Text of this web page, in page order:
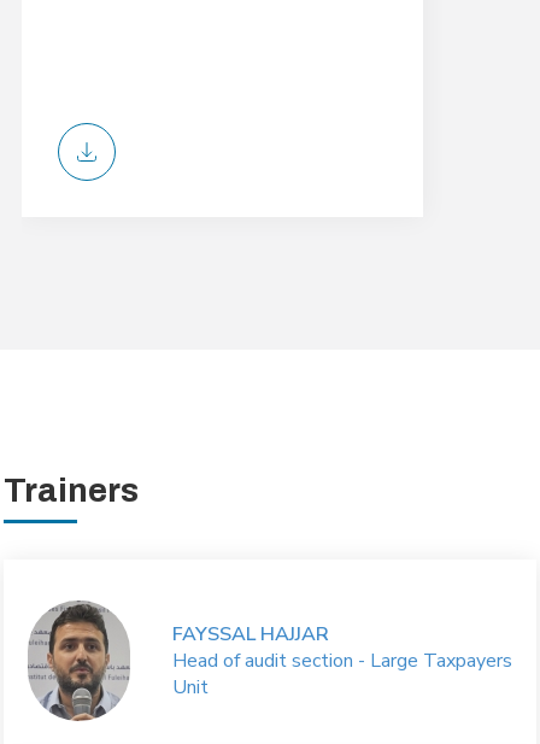
Trainers
FAYSSAL HAJJAR
Head of audit section - Large Taxpayers
Unit